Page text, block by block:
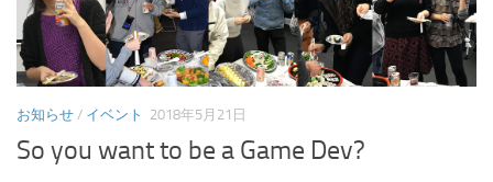
お知らせ / イベント 2018年5月21日
So you want to be a Game Dev?